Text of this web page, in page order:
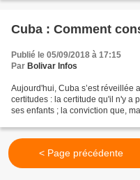
Cuba : Comment
Publié le 05/09/2018 à 17:15
Par Bolivar Infos
Aujourd'hui, Cuba s’est réveillée
certitudes : la certitude qu'il n'y a
ses enfants ; la conviction que,
< Page précédente